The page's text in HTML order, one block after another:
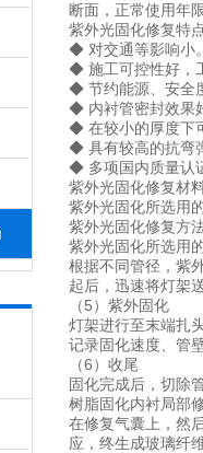
断面，正常使用年
紫外光固化修复特
◆ 对交通等影响小
◆ 施工可控性好，
◆ 节约能源、安全
◆ 内衬管密封效果
◆ 在较小的厚度下
◆ 具有较高的抗弯
◆ 多项国内质量认
紫外光固化修复材
紫外光固化所选用
紫外光固化修复方
紫外光固化所选用
根据不同管径，紫
起后，迅速将灯架
（5）紫外固化
灯架进行至末端扎
记录固化速度、管
（6）收尾
固化完成后，切除
树脂固化内衬局部
在修复气囊上，然
应，终生成玻璃纤